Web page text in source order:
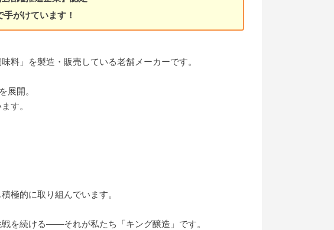
手がけています！
料」を製造・販売している老舗メーカーです。
展開。
す。
極的に取り組んでいます。
を続ける――それが私たち「キング醸造」です。